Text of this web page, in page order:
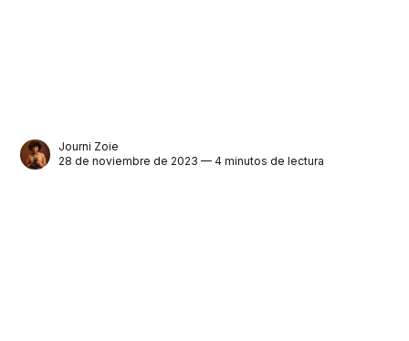
Journi Zoie
28 de noviembre de 2023 — 4 minutos de lectura